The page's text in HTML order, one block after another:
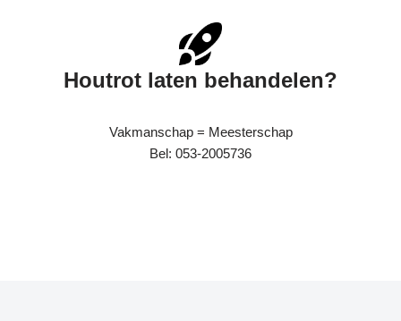
Houtrot laten behandelen?
Vakmanschap = Meesterschap
Bel: 053-2005736